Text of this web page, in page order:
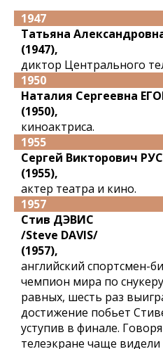
1947
Татьяна
(1947),
диктор Центрального
1950
Наталия Сергеевна
(1950),
киноактриса.
1955
Сергей Викторович
(1955),
актер театра и кино.
1957
Стив ДЭВИС
/Steve DAVIS/
(1957),
английский спортсмен-
чемпион мира по
равных, шесть раз
достижение побьет
уступив в финале.
телеэкране чаще